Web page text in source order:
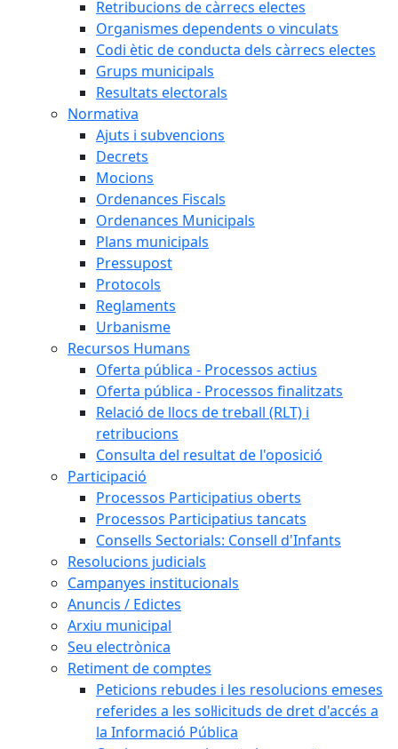
Retribucions de càrrecs electes
Organismes dependents o vinculats
Codi ètic de conducta dels càrrecs electes
Grups municipals
Resultats electorals
Normativa
Ajuts i subvencions
Decrets
Mocions
Ordenances Fiscals
Ordenances Municipals
Plans municipals
Pressupost
Protocols
Reglaments
Urbanisme
Recursos Humans
Oferta pública - Processos actius
Oferta pública - Processos finalitzats
Relació de llocs de treball (RLT) i
retribucions
Consulta del resultat de l'oposició
Participació
Processos Participatius oberts
Processos Participatius tancats
Consells Sectorials: Consell d'Infants
Resolucions judicials
Campanyes institucionals
Anuncis / Edictes
Arxiu municipal
Seu electrònica
Retiment de comptes
Peticions rebudes i les resolucions emeses
referides a les sol·licituds de dret d'accés a
la Informació Pública